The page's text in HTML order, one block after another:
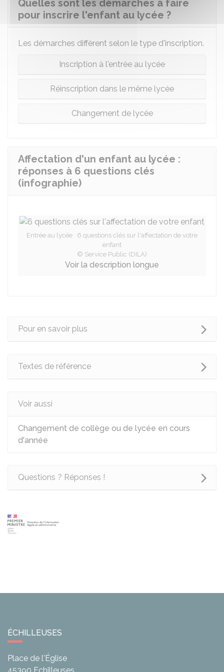
Quelles sont les démarches à faire
pour inscrire l'enfant au lycée ?
Les démarches diffèrent selon le type d'inscription.
Inscription à l'entrée au lycée
Réinscription dans le même lycée
Changement de lycée
Affectation d'un enfant au lycée :
réponses à 6 questions clés
(infographie)
Entrée au lycée : 6 questions clés sur l'affectation de votre
enfant
© Service Public (DILA)
Voir la description longue
Pour en savoir plus
Textes de référence
Voir aussi
Changement de collège ou de lycée en cours
d'année
Questions ? Réponses !
ÉCHILLEUSES
Place de l'Église